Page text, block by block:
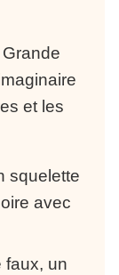
et les
squelette
avec
faux, un